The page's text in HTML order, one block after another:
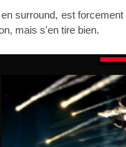
surround, est
mais s'en tire bien.